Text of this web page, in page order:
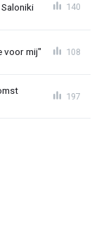
140
voor mij" 108
197